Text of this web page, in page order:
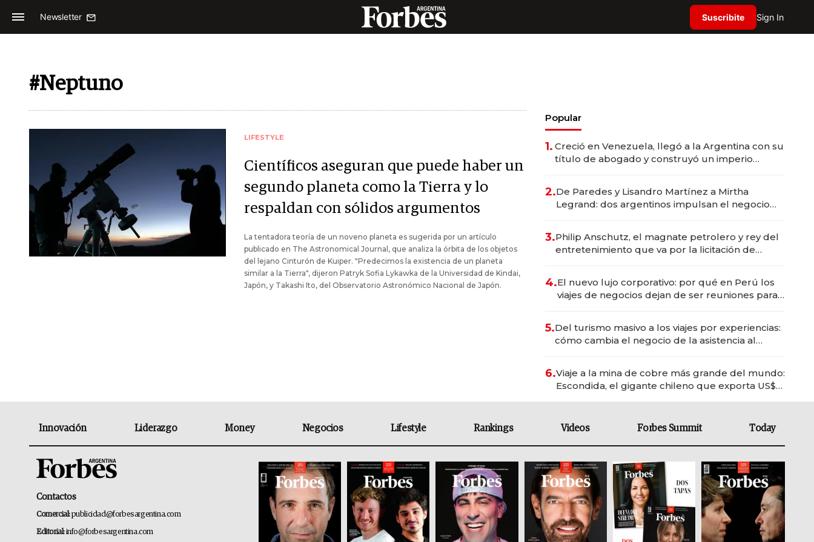
Newsletter Suscribite Sign In
#Neptuno
LIFESTYLE
Científicos aseguran que puede haber un
segundo planeta como la Tierra y lo
respaldan con sólidos argumentos
La tentadora teoría de un noveno planeta es sugerida por un artículo
publicado en The Astronomical Journal, que analiza la órbita de los objetos
del lejano Cinturón de Kuiper. "Predecimos la existencia de un planeta
similar a la Tierra", dijeron Patryk Sofia Lykawka de la Universidad de Kindai,
Japón, y Takashi Ito, del Observatorio Astronómico Nacional de Japón.
Popular
1. Creció en Venezuela, llegó a la Argentina con su
título de abogado y construyó un imperio
2.De Paredes y Lisandro Martínez a Mirtha
Legrand: dos argentinos impulsan el negocio
3.Philip Anschutz, el magnate petrolero y rey del
entretenimiento que va por la licitación de
4.El nuevo lujo corporativo: por qué en Perú los
viajes de negocios dejan de ser reuniones para
5.Del turismo masivo a los viajes por experiencias:
cómo cambia el negocio de la asistencia al
6.Viaje a la mina de cobre más grande del mundo:
Escondida, el gigante chileno que exporta US$
Innovación Liderazgo Money Negocios Lifestyle Rankings Videos Forbes Summit Today
Contactos
Comercial:publicidad@forbesargentina.com
Editorial:info@forbesargentina.com